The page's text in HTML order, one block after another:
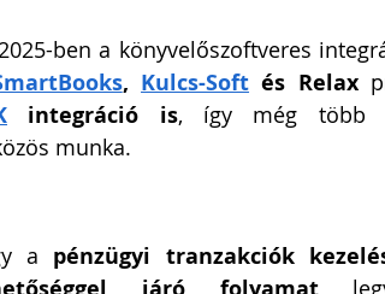
ben a könyvelőszoftveres
, Kulcs-Soft és Relax
integráció is, így még több
munka.
a pénzügyi tranzakciók